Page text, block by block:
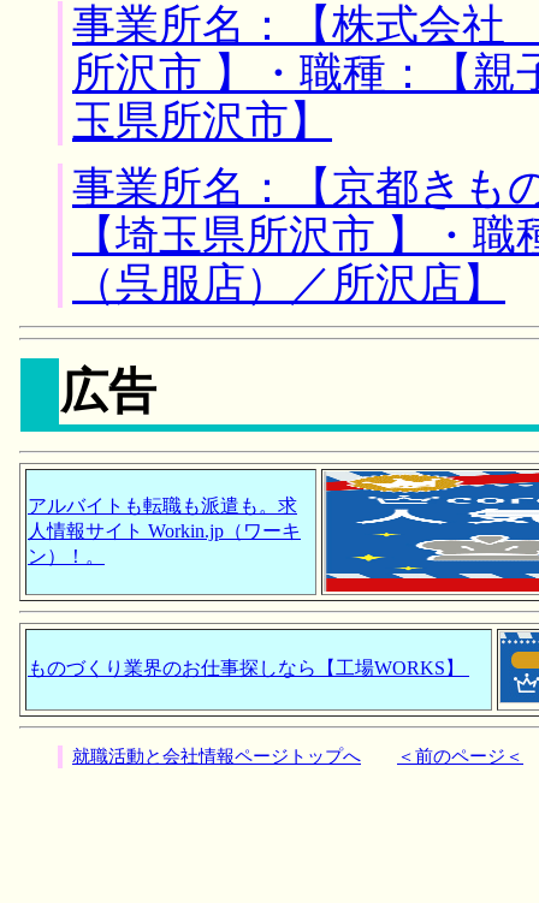
事業所名：【株式会社
所沢市 】・職種：【親
玉県所沢市】
事業所名：【京都き
【埼玉県所沢市 】・
（呉服店）／所沢店】
広告
アルバイトも転職も派遣も。求
人情報サイト Workin.jp（ワーキ
ン）！。
ものづくり業界のお仕事探しなら【工場WORKS】
就職活動と会社情報ページトップへ ＜前のページ＜